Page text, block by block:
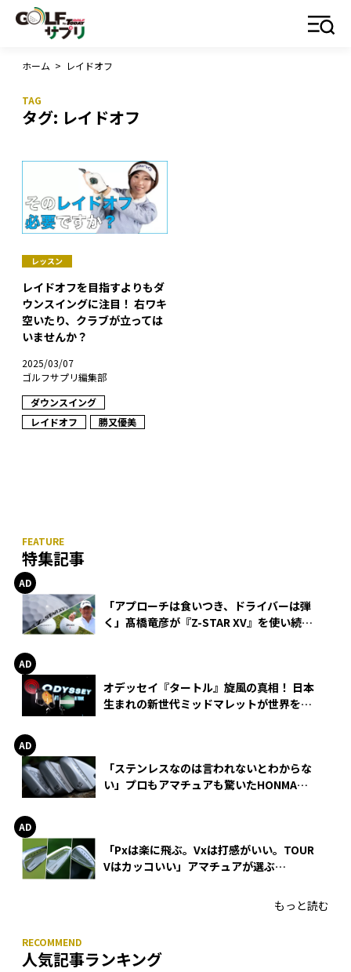
ホーム > レイドオフ
タグ: レイドオフ
レッスン
レイドオフを目指すよりもダ
ウンスイングに注目！ 右ワキ
空いたり、クラブが立っては
いませんか？
2025/03/07
ゴルフサプリ編集部
ダウンスイング
レイドオフ
勝又優美
特集記事
「アプローチは食いつき、ドライバーは弾
く」髙橋竜彦が『Z-STAR XV』を使い続け
オデッセイ『タートル』旋風の真相！ 日本
生まれの新世代ミッドマレットが世界を席
「ステンレスなのは言われないとわからな
い」プロもアマチュアも驚いたHONMA
「Pxは楽に飛ぶ。Vxは打感がいい。TOUR
Vはカッコいい」アマチュアが選ぶ
もっと読む
人気記事ランキング